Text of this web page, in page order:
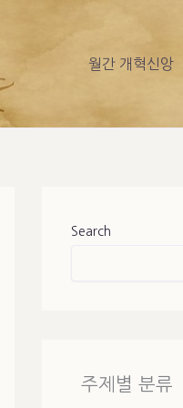
월간 개혁신앙
Search
주제별 분류